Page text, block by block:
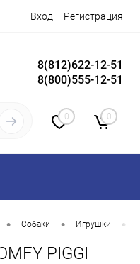
Вход Регистрация
8(812)622-12-51
8(800)555-12-51
0 0
• Собаки • Игрушки •
PIGGI